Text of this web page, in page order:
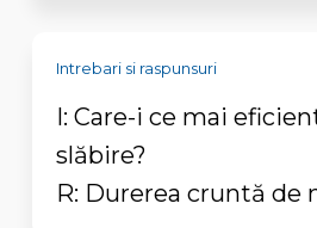
Intrebari si raspunsuri
I: Care-i ce mai
slăbire?
R: Durerea cruntă de